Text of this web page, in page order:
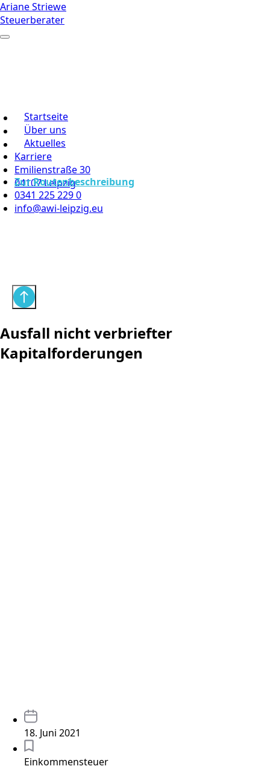
Ariane Striewe
Steuerberater
Startseite
Über uns
Aktuelles
Karriere
Emilienstraße 30
04107 Leipzig
Zur Routenbeschreibung
0341 225 229 0
info@awi-leipzig.eu
Ausfall nicht verbriefter
Kapitalforderungen
18. Juni 2021
Einkommensteuer